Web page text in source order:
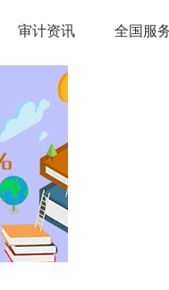
审计资讯 全国服